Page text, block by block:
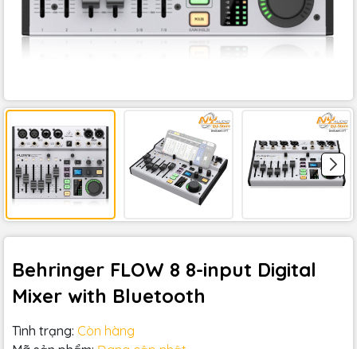
Behringer FLOW 8 8-input Digital
Mixer with Bluetooth
Tình trạng: Còn hàng